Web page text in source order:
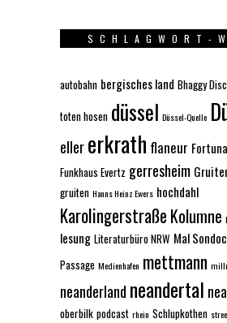
SCHLAGWORT-
autobahn bergisches land Bhaggy
toten hosen düssel Düssel-Quelle
ellererkrath flaneur
Funkhaus Evertz gerresheim
gruiten Hanns Heinz Ewers hochdahl
Karolingerstraße Kolumne
lesung Literaturbüro NRW Mal
Passage Medienhafen mettmann
neanderland neandertal
oberbilk podcast rhein Schlupkothen